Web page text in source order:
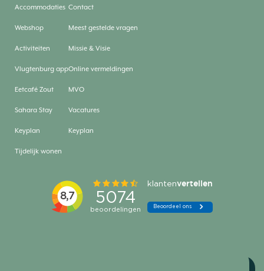
Accommodaties
Webshop
Activiteiten
Vlugtenburg app
Eetcafé Zout
Sahara Stay
Keyplan
Tijdelijk wonen
Contact
Meest gestelde vragen
Missie & Visie
Online vermeldingen
MVO
Vacatures
Keyplan